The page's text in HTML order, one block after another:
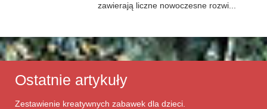
zawierają liczne nowoczesne rozwi...
Ostatnie artykuły
Zestawienie kreatywnych zabawek dla dzieci.